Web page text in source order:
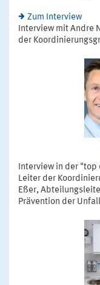
Zum Interview
Interview mit Andre
der
Interview in der "top
Leiter der
Eßer,
Prävention der